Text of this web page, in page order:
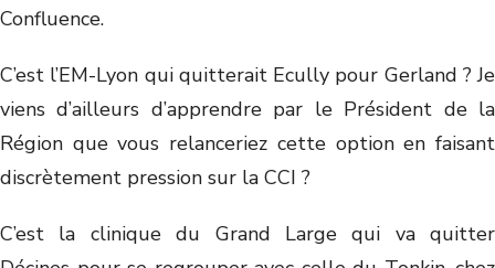
Confluence.
C’est l’EM-Lyon qui quitterait Ecully pour Gerland ? Je
viens d’ailleurs d’apprendre par le Président de la
Région que vous relanceriez cette option en faisant
discrètement pression sur la CCI ?
C’est la clinique du Grand Large qui va quitter